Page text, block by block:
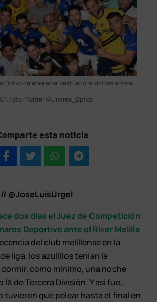
Dptvo celebra en el vestuario la victora ante el
Foto: Twitter @Linares_Dptvo
esta noticia
@JoseLuisUrgel
dos días el Juez de Competición
Deportivo ante el River Melilla
del club melillense en la
liga, los azulillos tenían la
como mínimo, una noche
IX de Tercera División. Y así fue,
tuvieron que pelear hasta el final en